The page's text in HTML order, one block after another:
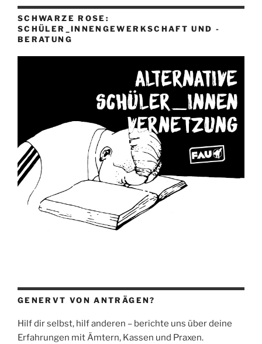
SCHWARZE ROSE:
SCHÜLER_INNENGEWERKSCHAFT UND -
BERATUNG
GENERVT VON ANTRÄGEN?
Hilf dir selbst, hilf anderen – berichte uns über deine
Erfahrungen mit Ämtern, Kassen und Praxen.